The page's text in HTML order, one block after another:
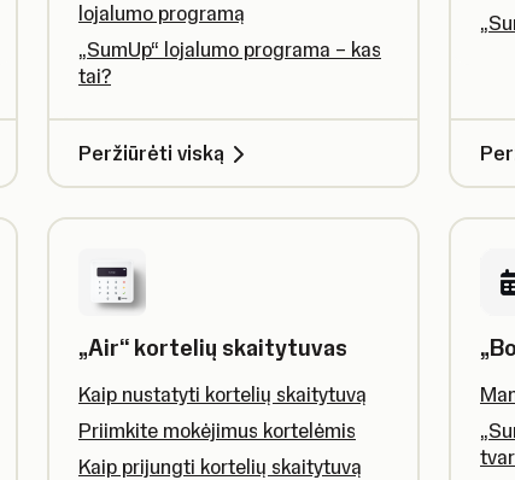
lojalumo programą
„SumUp“ lojalumo programa – kas
tai?
Peržiūrėti viską
„Air“ kortelių skaitytuvas
Kaip nustatyti kortelių skaitytuvą
Priimkite mokėjimus kortelėmis
Kaip prijungti kortelių skaitytuvą